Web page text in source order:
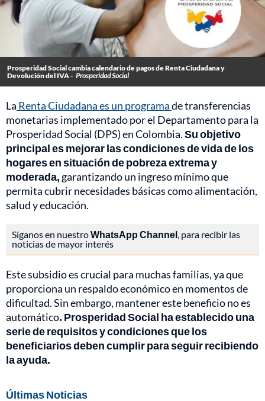
Prosperidad Social cambia calendario de pagos de Renta Ciudadana y
Devolución del IVA - Prosperidad Social
La Renta Ciudadana es un programade transferencias
monetarias implementado por el Departamento para la
Prosperidad Social (DPS) en Colombia.Su objetivo
principal es mejorar las condiciones de vida de los
hogares en situación de pobreza extrema y
moderada, garantizando un ingreso mínimo que
permita cubrir necesidades básicas como alimentación,
salud y educación.
Síganos en nuestroWhatsApp Channel, para recibir las
noticias de mayor interés
Este subsidio es crucial para muchas familias, ya que
proporciona un respaldo económico en momentos de
dificultad. Sin embargo, mantener este beneficio no es
automático. Prosperidad Social ha establecido una
serie de requisitos y condiciones que los
beneficiarios deben cumplir para seguir recibiendo
la ayuda.
Últimas Noticias